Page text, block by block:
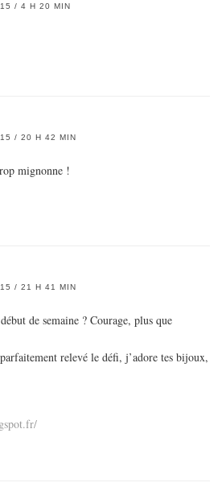
/ 4 H 20 MIN
/ 20 H 42 MIN
mignonne !
/ 21 H 41 MIN
de semaine ? Courage, plus que
relevé le défi, j’adore tes bijoux,